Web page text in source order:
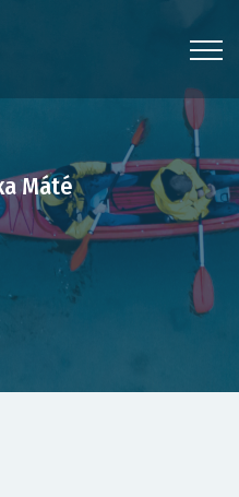
Máté